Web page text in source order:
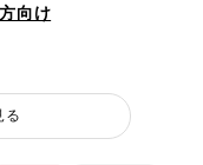
向け
る